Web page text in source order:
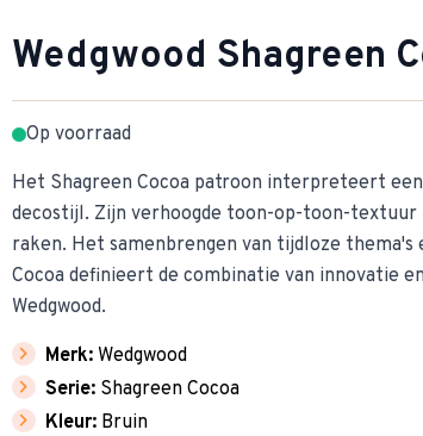
Wedgwood Shagreen
Op voorraad
Het Shagreen Cocoa patroon interpreteert
decostijl. Zijn verhoogde toon-op-toon-textuur
raken. Het samenbrengen van tijdloze thema's
Cocoa definieert de combinatie van innovatie
Wedgwood.
chevron_right Merk: Wedgwood
chevron_right Serie: Shagreen Cocoa
chevron_right Kleur: Bruin